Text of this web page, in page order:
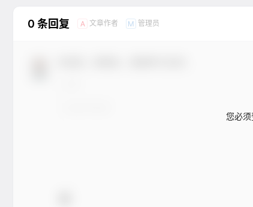
0 条回复 A 文章作者 M 管理员
您必